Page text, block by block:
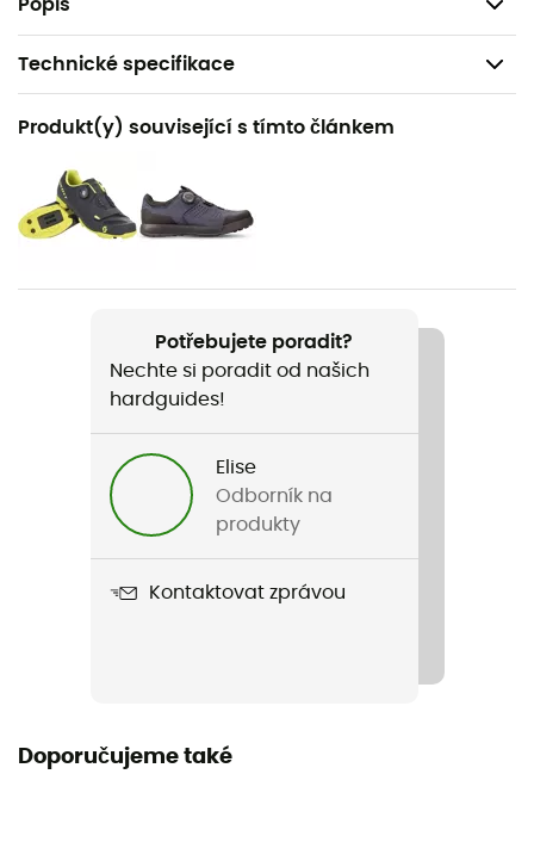
Popis
Technické specifikace
Doporučené pro
Horské kolo
Pohlaví
Pánské / Dámské
Hmotnost
Název produktu
Perform Evo HY' 10
Kompatibilní systém hydratace
Polyamide - Polyester - Nylon
Produkt(y) související s tímto článkem
Potřebujete poradit?
Nechte si poradit od našich
hardguides!
Elise
Odborník na
produkty
Kontaktovat zprávou
Doporučujeme také